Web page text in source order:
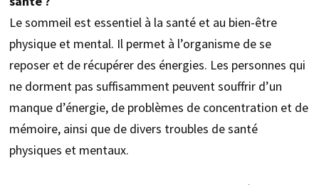
Le sommeil est essentiel à la santé et au bien-être
physique et mental. Il permet à l’organisme de se
reposer et de récupérer des énergies. Les personnes qui
ne dorment pas suffisamment peuvent souffrir d’un
manque d’énergie, de problèmes de concentration et de
mémoire, ainsi que de divers troubles de santé
physiques et mentaux.